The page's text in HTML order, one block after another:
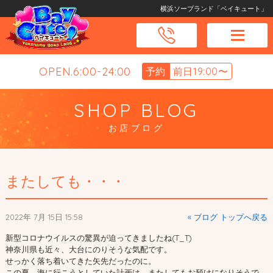
横浜ソープランド「ベイキュート」
OPEN.6:00-24:00 予約 前日19:00〜
SHOP BLOG
お店ブログ
またしても・・・
2022年 7月 15日 15:58 « ブログ トップへ戻る
新型コロナウイルスの驚異が迫ってきましたね(T_T)
神奈川県も近々、大台にのりそうな気配です。
せっかく落ち着いてきた矢先だったのに。